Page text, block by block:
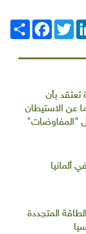
انشر
FacebookTwitter
تعتقد بأن
عن الاستيطان
"المفاوضات"
ألمانيا
المتجددة